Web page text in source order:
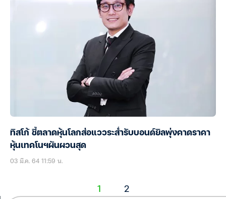
ทิสโก้ ชี้ตลาดหุ้นโลกส่อแววระส่ำรับบอนด์ยิลพุ่งคาดราคา
หุ้นเทคโนฯผันผวนสุด
03 มี.ค. 64 11:59 น.
1 2